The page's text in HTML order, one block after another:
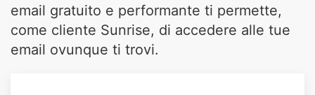
email gratuito e performante ti permette,
come cliente Sunrise, di accedere alle tue
email ovunque ti trovi.